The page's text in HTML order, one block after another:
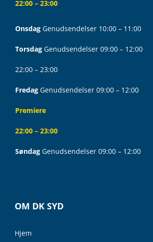
22:00 – 23:00
Onsdag Genudsendelser 10:00 – 11:00
Torsdag Genudsendelser 09:00 – 12:00
22:00 – 23:00
Fredag Genudsendelser 09:00 – 12:00
Premiere
22:00 – 23:00
Søndag Genudsendelser 09:00 – 12:00
OM DK SYD
Hjem